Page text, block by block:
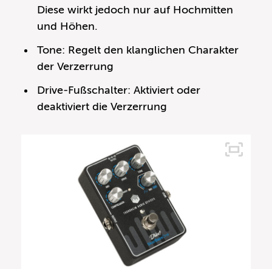
Diese wirkt jedoch nur auf Hochmitten
und Höhen.
Tone: Regelt den klanglichen Charakter
der Verzerrung
Drive-Fußschalter: Aktiviert oder
deaktiviert die Verzerrung